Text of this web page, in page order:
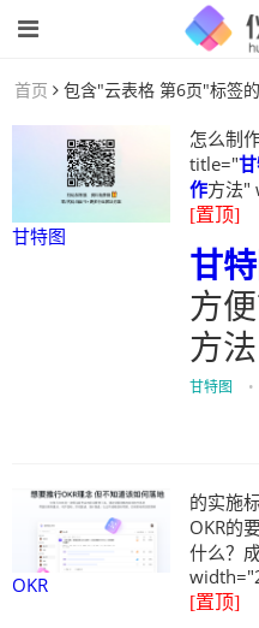
首页 包含"云表格 第6页"标签
甘特图
怎么制
title="
作方法"
[置顶]
甘
方便
方法
甘特图 •
OKR
的实施
OKR的
什么？
[置顶]